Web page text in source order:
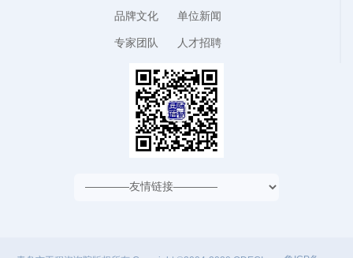
品牌文化 单位新闻
专家团队 人才招聘